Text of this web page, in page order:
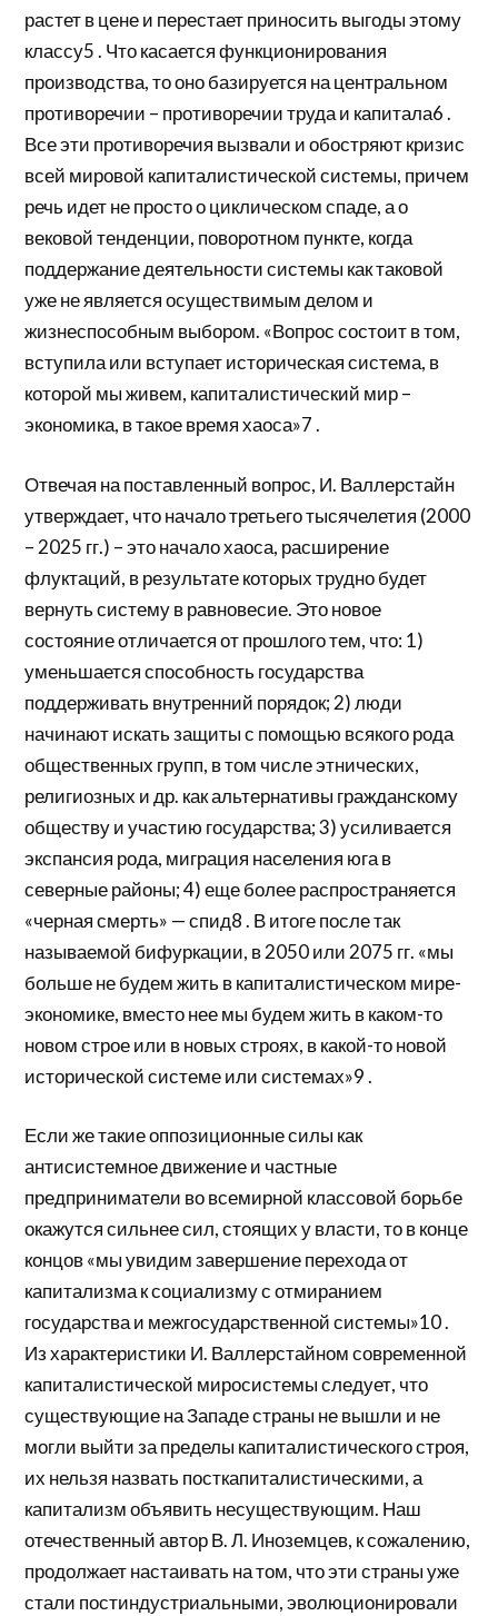
растет в цене и перестает приносить выгоды этому
классу5 . Что касается функционирования
производства, то оно базируется на центральном
противоречии – противоречии труда и капитала6 .
Все эти противоречия вызвали и обостряют кризис
всей мировой капиталистической системы, причем
речь идет не просто о циклическом спаде, а о
вековой тенденции, поворотном пункте, когда
поддержание деятельности системы как таковой
уже не является осуществимым делом и
жизнеспособным выбором. «Вопрос состоит в том,
вступила или вступает историческая система, в
которой мы живем, капиталистический мир –
экономика, в такое время хаоса»7 .
Отвечая на поставленный вопрос, И. Валлерстайн
утверждает, что начало третьего тысячелетия (2000
– 2025 гг.) – это начало хаоса, расширение
флуктаций, в результате которых трудно будет
вернуть систему в равновесие. Это новое
состояние отличается от прошлого тем, что: 1)
уменьшается способность государства
поддерживать внутренний порядок; 2) люди
начинают искать защиты с помощью всякого рода
общественных групп, в том числе этнических,
религиозных и др. как альтернативы гражданскому
обществу и участию государства; 3) усиливается
экспансия рода, миграция населения юга в
северные районы; 4) еще более распространяется
«черная смерть» — спид8 . В итоге после так
называемой бифуркации, в 2050 или 2075 гг. «мы
больше не будем жить в капиталистическом мире-
экономике, вместо нее мы будем жить в каком-то
новом строе или в новых строях, в какой-то новой
исторической системе или системах»9 .
Если же такие оппозиционные силы как
антисистемное движение и частные
предприниматели во всемирной классовой борьбе
окажутся сильнее сил, стоящих у власти, то в конце
концов «мы увидим завершение перехода от
капитализма к социализму с отмиранием
государства и межгосударственной системы»10 .
Из характеристики И. Валлерстайном современной
капиталистической миросистемы следует, что
существующие на Западе страны не вышли и не
могли выйти за пределы капиталистического строя,
их нельзя назвать посткапиталистическими, а
капитализм объявить несуществующим. Наш
отечественный автор В. Л. Иноземцев, к сожалению,
продолжает настаивать на том, что эти страны уже
стали постиндустриальными, эволюционировали